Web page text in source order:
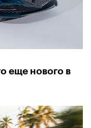
еще нового в